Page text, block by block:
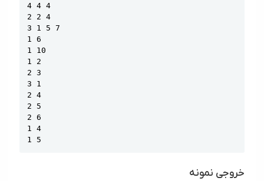
4 4 4
2 2 4
3 1 5 7
1 6
1 10
1 2
2 3
3 1
2 4
2 5
2 6
1 4
1 5
خروجی نمونه